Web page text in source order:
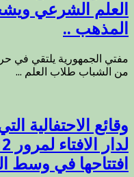
العلم الشرعي
المذهب ..
مفتي الجمهورية يلتقي في
من الشباب طلاب العلم ...
وقائع الاحتفالية
افتتاحها في وسط